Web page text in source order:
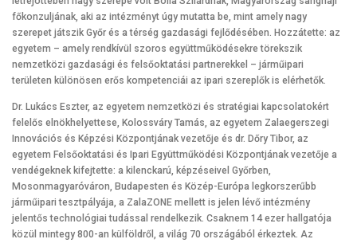
főkonzuljának, aki az intézményt úgy mutatta be, mint amely nagy
szerepet játszik Győr és a térség gazdasági fejlődésében. Hozzátette: az
egyetem – amely rendkívül szoros együttműködésekre törekszik
nemzetközi gazdasági és felsőoktatási partnerekkel – járműipari
területen különösen erős kompetenciái az ipari szereplők is elérhetők.
Dr. Lukács Eszter, az egyetem nemzetközi és stratégiai kapcsolatokért
felelős elnökhelyettese, Kolossváry Tamás, az egyetem Zalaegerszegi
Innovációs és Képzési Központjának vezetője és dr. Dőry Tibor, az
egyetem Felsőoktatási és Ipari Együttműködési Központjának vezetője a
vendégeknek kifejtette: a kilenckarú, képzéseivel Győrben,
Mosonmagyaróváron, Budapesten és Közép-Európa legkorszerűbb
járműipari tesztpályája, a ZalaZONE mellett is jelen lévő intézmény
jelentős technológiai tudással rendelkezik. Csaknem 14 ezer hallgatója
közül mintegy 800-an külföldről, a világ 70 országából érkeztek. Az